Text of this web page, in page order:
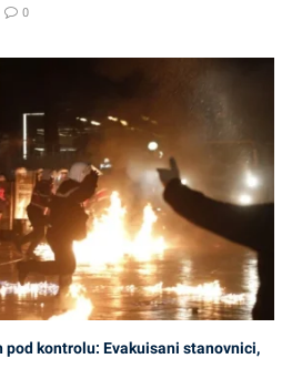
0
pod kontrolu: Evakuisani stanovnici,